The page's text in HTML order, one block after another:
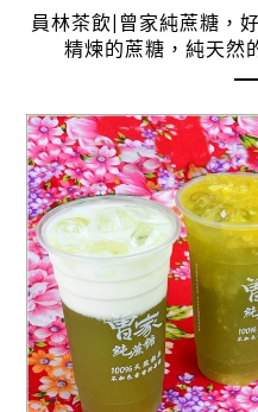
員林茶飲|曾家純蔗糖，
精煉的蔗糖，純天然